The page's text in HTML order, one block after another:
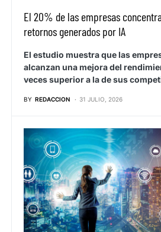
El 20% de las empresas
retornos generados por IA
El estudio muestra que las
alcanzan una mejora del
veces superior a la de sus
BY REDACCION 31 JULIO, 2026